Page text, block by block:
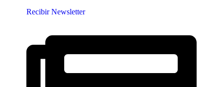
Recibir Newsletter